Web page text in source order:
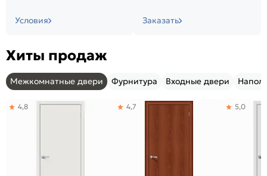
Условия Заказать
Хиты продаж
Межкомнатные двери Фурнитура Входные двери
4,8 4,7 5,0